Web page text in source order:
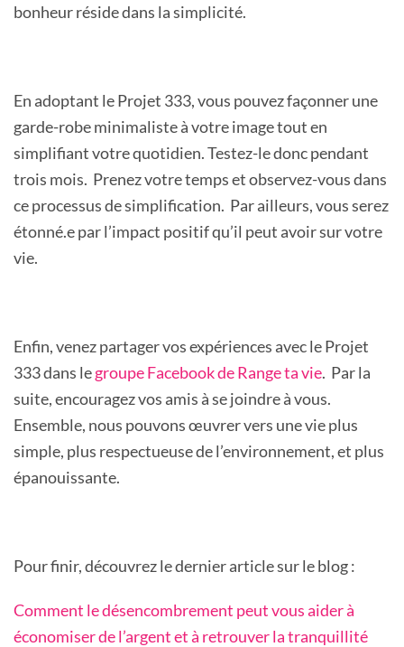
bonheur réside dans la simplicité.
En adoptant le Projet 333, vous pouvez façonner une
garde-robe minimaliste à votre image tout en
simplifiant votre quotidien. Testez-le donc pendant
trois mois. Prenez votre temps et observez-vous dans
ce processus de simplification. Par ailleurs, vous serez
étonné.e par l’impact positif qu’il peut avoir sur votre
vie.
Enfin, venez partager vos expériences avec le Projet
333 dans legroupe Facebook de Range ta vie. Par la
suite, encouragez vos amis à se joindre à vous.
Ensemble, nous pouvons œuvrer vers une vie plus
simple, plus respectueuse de l’environnement, et plus
épanouissante.
Pour finir, découvrez le dernier article sur le blog :
Comment le désencombrement peut vous aider à
économiser de l’argent et à retrouver la tranquillité